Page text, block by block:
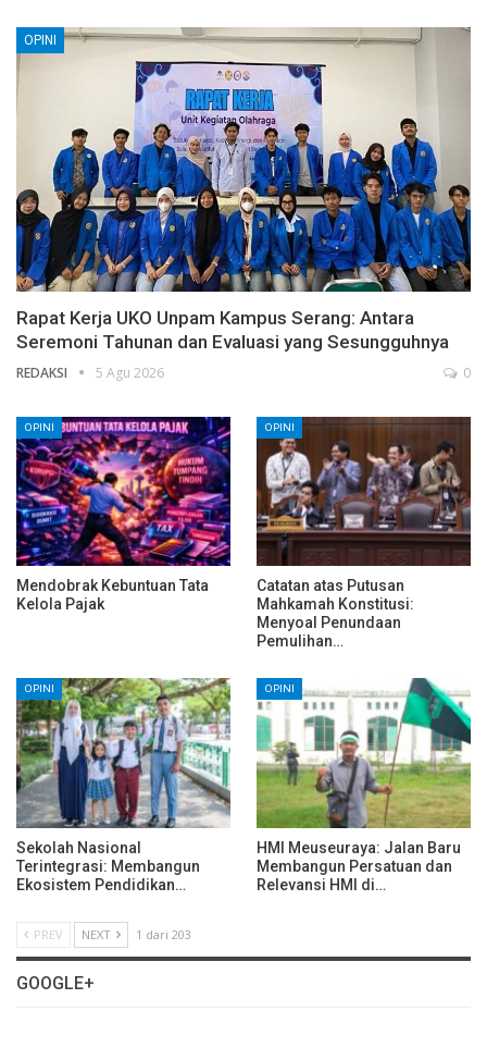
OPINI
Rapat Kerja UKO Unpam Kampus Serang: Antara
Seremoni Tahunan dan Evaluasi yang Sesungguhnya
REDAKSI 5 Agu 2026 0
OPINI
Mendobrak Kebuntuan Tata
Kelola Pajak
OPINI
Catatan atas Putusan
Mahkamah Konstitusi:
Menyoal Penundaan
Pemulihan…
OPINI
Sekolah Nasional
Terintegrasi: Membangun
Ekosistem Pendidikan…
OPINI
HMI Meuseuraya: Jalan Baru
Membangun Persatuan dan
Relevansi HMI di…
PREV NEXT 1 dari 203
GOOGLE+